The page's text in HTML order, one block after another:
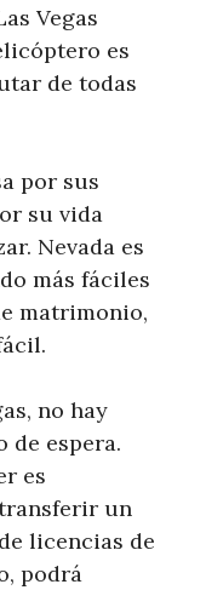
Vegas
es
de todas
por sus
su vida
Nevada es
más fáciles
matrimonio,
no hay
de espera.
es
un
licencias de
podrá